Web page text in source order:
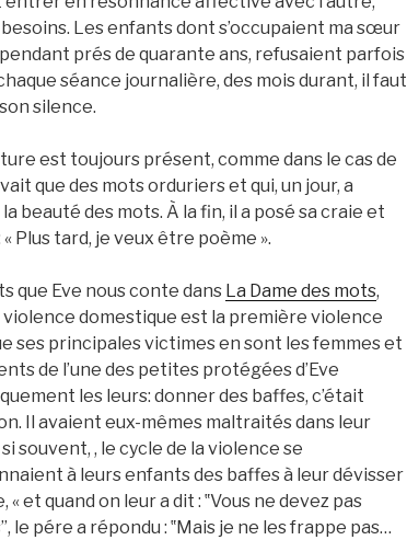
Les enfants dont s’occupaient ma sœur
prés de quarante ans, refusaient parfois
séance journalière, des mois durant, il faut
silence.
est toujours présent, comme dans le cas de
que des mots orduriers et qui, un jour, a
beauté des mots. À la fin, il a posé sa craie et
Plus tard, je veux être poème ».
que Eve nous conte dans La Dame des mots,
violence domestique est la première violence
ses principales victimes en sont les femmes et
de l’une des petites protégées d’Eve
les leurs: donner des baffes, c’était
Il avaient eux-mêmes maltraités dans leur
souvent, , le cycle de la violence se
à leurs enfants des baffes à leur dévisser
« et quand on leur a dit : ‟Vous ne devez pas
le pére a répondu : ‟Mais je ne les frappe pas…